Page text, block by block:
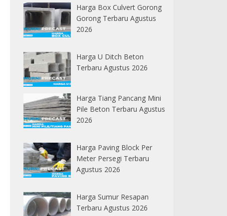
Harga Box Culvert Gorong
Gorong Terbaru Agustus
2026
Harga U Ditch Beton
Terbaru Agustus 2026
Harga Tiang Pancang Mini
Pile Beton Terbaru Agustus
2026
Harga Paving Block Per
Meter Persegi Terbaru
Agustus 2026
Harga Sumur Resapan
Terbaru Agustus 2026